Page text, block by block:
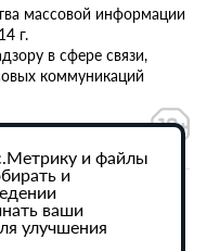
массовой информации
г.
в сфере связи,
коммуникаций
данных
активная
и файлы
и
ваши
улучшения